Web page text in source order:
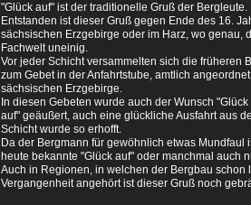
"Glück auf" ist der traditionelle Gruß der Bergleute.
Entstanden ist dieser Gruß gegen Ende des 16.
sächsischen Erzgebirge oder im Harz, wo genau,
Fachwelt uneinig.
Vor jeder Schicht versammelten sich die früheren
zum Gebet in der Anfahrtstube, amtlich
sächsischen Erzgebirge.
In diesen Gebeten wurde auch der Wunsch
auf" geäußert, auch eine glückliche Ausfahrt aus
Schicht wurde so erhofft.
Da der Bergmann für gewöhnlich etwas Mundfaul
heute bekannte "Glück auf" oder manchmal auch
Auch in Regionen, in welchen der Bergbau schon
Vergangenheit angehört ist dieser Gruß noch